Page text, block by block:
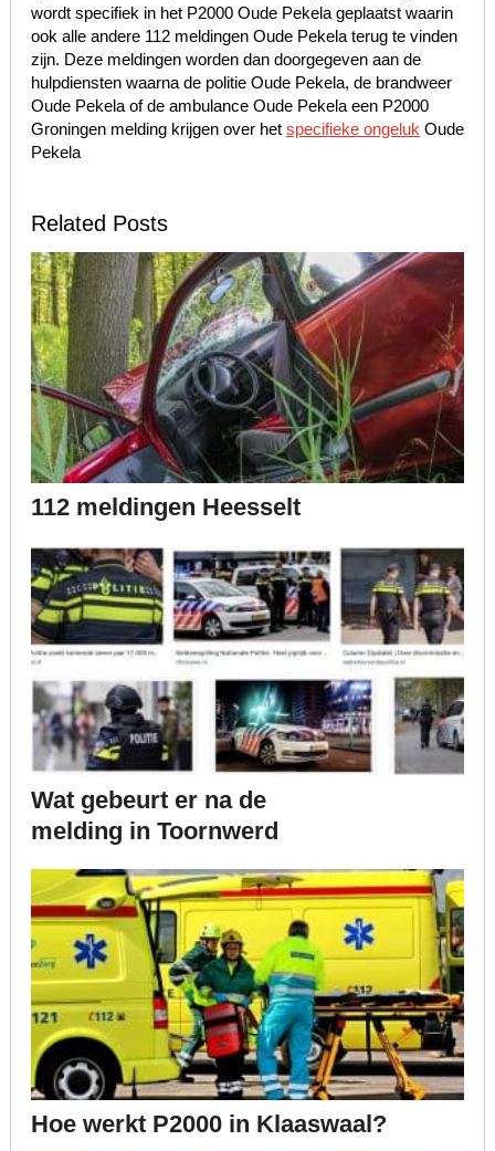
wordt specifiek in het P2000 Oude Pekela geplaatst waarin
ook alle andere 112 meldingen Oude Pekela terug te vinden
zijn. Deze meldingen worden dan doorgegeven aan de
hulpdiensten waarna de politie Oude Pekela, de brandweer
Oude Pekela of de ambulance Oude Pekela een P2000
Groningen melding krijgen over het specifieke ongeluk Oude
Pekela
Related Posts
112 meldingen Heesselt
Wat gebeurt er na de
melding in Toornwerd
Hoe werkt P2000 in Klaaswaal?